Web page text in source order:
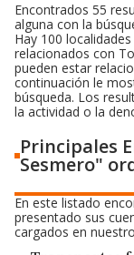
Encontrados 55
alguna con la
Hay 100
relacionados con
pueden estar
continuación le
búsqueda. Los
la actividad o la
Principales
Sesmero"
En este listado
presentado sus
cargados en